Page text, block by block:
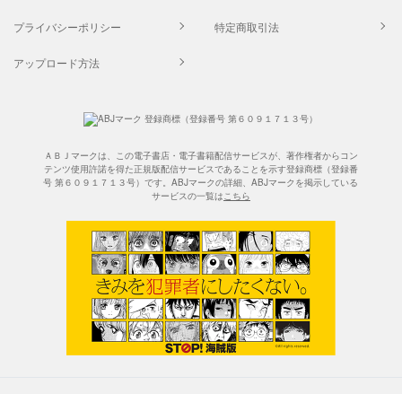
プライバシーポリシー 特定商取引法
アップロード方法
ＡＢＪマークは、この電子書店・電子書籍配信サービスが、著作権者からコン
テンツ使用許諾を得た正規版配信サービスであることを示す登録商標（登録番
号 第６０９１７１３号）です。ABJマークの詳細、ABJマークを掲示している
サービスの一覧はこちら